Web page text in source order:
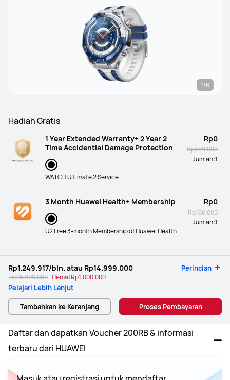
1/6
Hadiah Gratis
1 Year Extended Warranty+ 2 Year 2
Time Accidential Damage Protection
WATCH Ultimate 2 Service
Rp0
Rp359.000
Jumlah:1
3 Month Huawei Health+ Membership
U2 Free 3-month Membership of Huawei Health
Rp0
Rp166.000
Jumlah:1
Rp1.249.917/bln. atau Rp14.999.000 Perincian
Rp15.999.000 HematRp1.000.000
Pelajari Lebih Lanjut
Tambahkan ke Keranjang Proses Pembayaran
Daftar dan dapatkan Voucher 200RB & informasi
terbaru dari HUAWEI